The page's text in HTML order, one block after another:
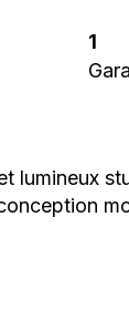
1
lumineux